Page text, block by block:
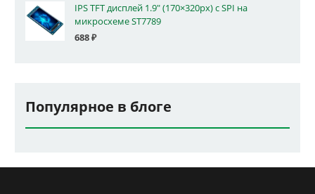
IPS TFT дисплей 1.9" (170×320px) с SPI на
микросхеме ST7789
688₽
Популярное в блоге